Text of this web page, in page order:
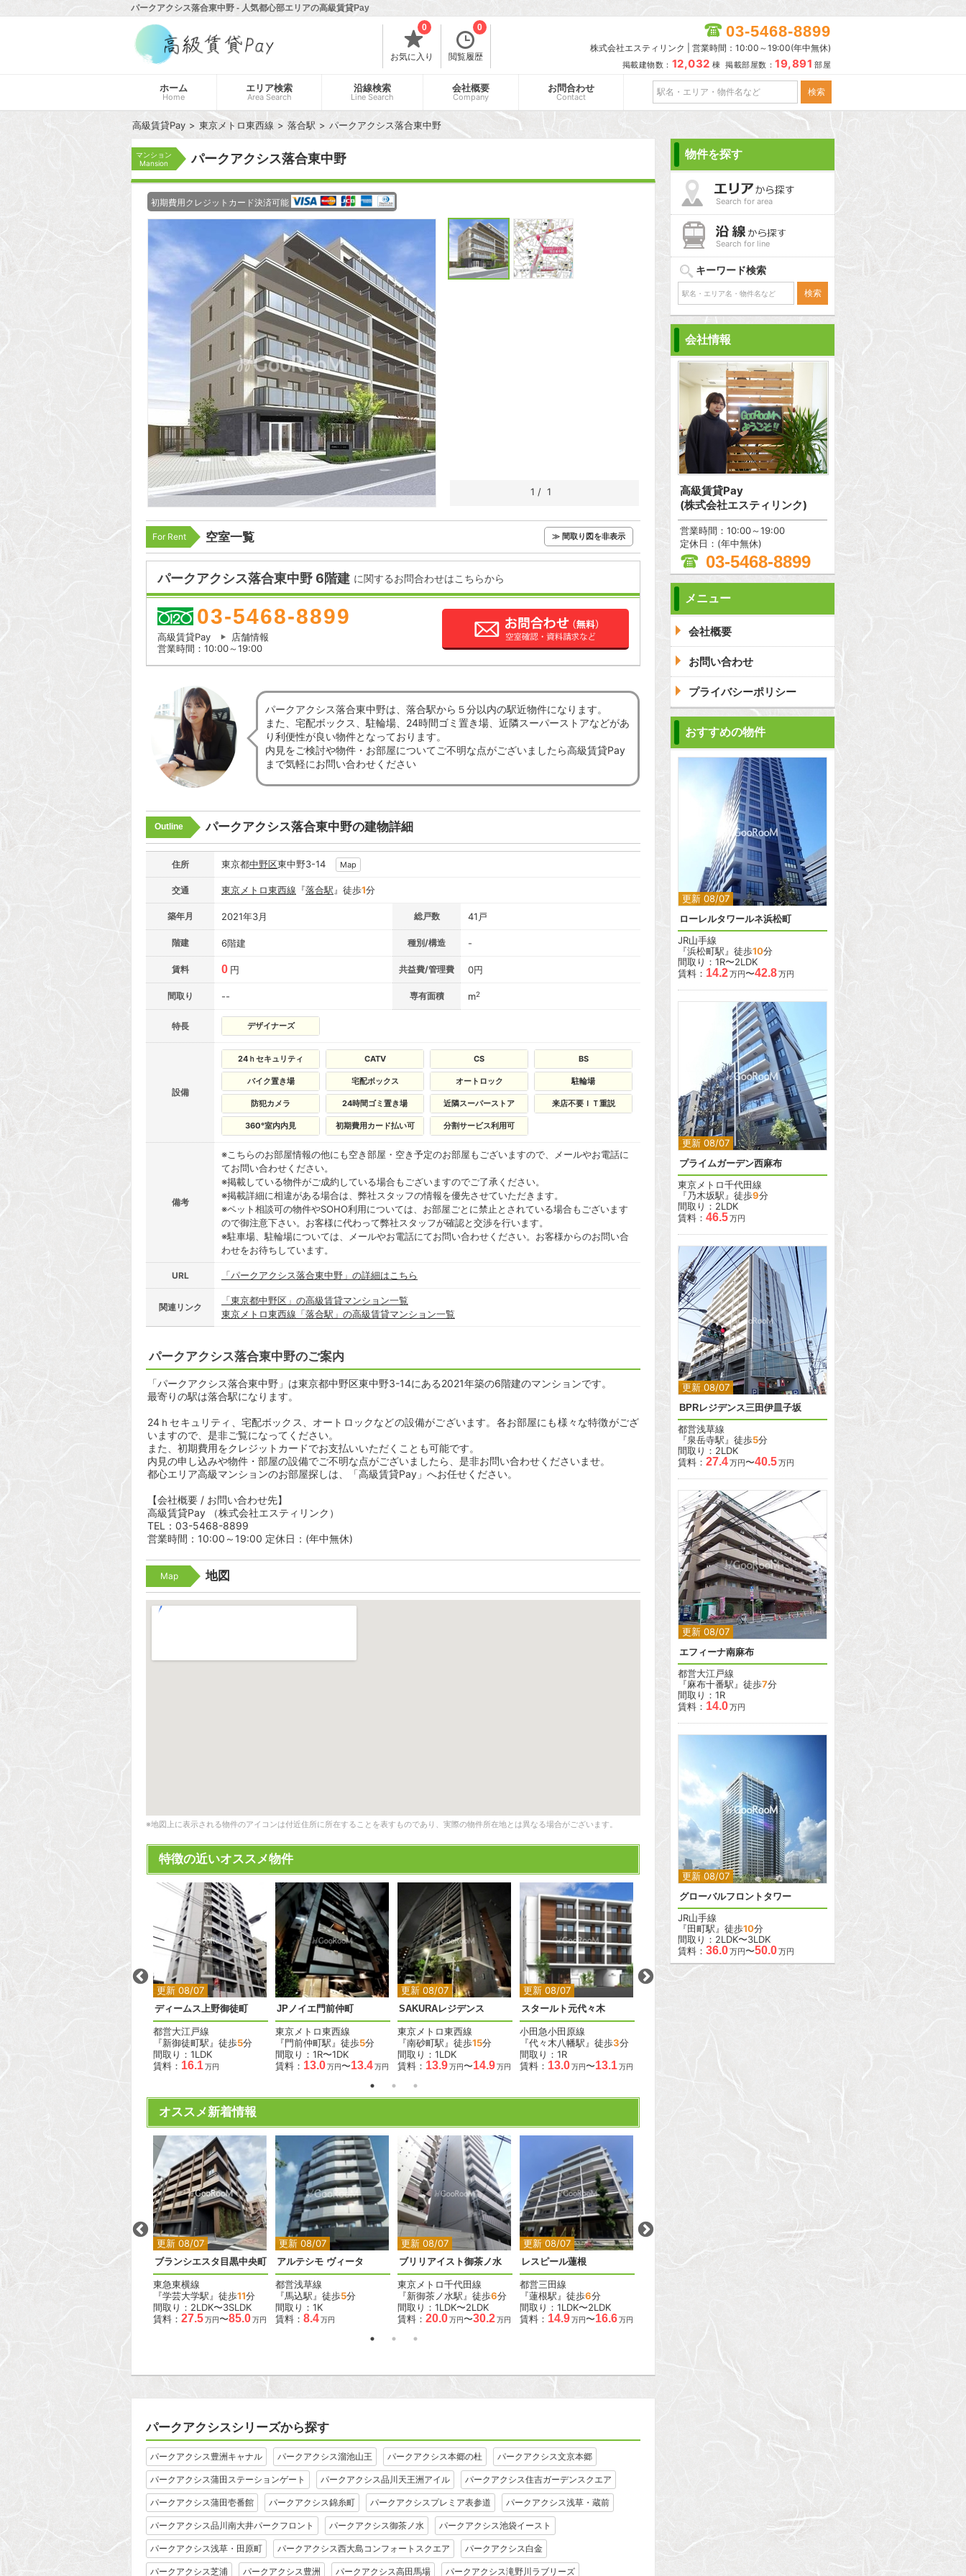
パークアクシス落合東中野 - 人気都心部エリアの高級賃貸Pay
お気に入り
0
閲覧履歴
0 03-5468-8899
株式会社エスティリンク | 営業時間：10:00～19:00(年中無休)
掲載建物数： 12,032 棟 掲載部屋数： 19,891 部屋
ホーム
Home
エリア検索
Area Search
沿線検索
Line Search
会社概要
Company
お問合わせ
Contact
高級賃貸Pay 東京メトロ東西線 落合駅 パークアクシス落合東中野
マンション
Mansion
パークアクシス落合東中野
初期費用クレジットカード決済可能
1 / 1
For Rent 空室一覧 ≫ 間取り図を非表示
パークアクシス落合東中野 6階建 に関するお問合わせはこちらから
03-5468-8899
高級賃貸Pay
店舗情報
営業時間：10:00～19:00
パークアクシス落合東中野は、落合駅から５分以内の駅近物件になります。
また、宅配ボックス、駐輪場、24時間ゴミ置き場、近隣スーパーストアなどがあ
り利便性が良い物件となっております。
内見をご検討や物件・お部屋についてご不明な点がございましたら高級賃貸Pay
まで気軽にお問い合わせください
Outline パークアクシス落合東中野の建物詳細
住所 東京都中野区東中野3-14 Map
交通 東京メトロ東西線 『落合駅 』徒歩1分
築年月 2021年3月 総戸数 41戸
階建 6階建 種別/構造 -
賃料 0 円 共益費/管理費 0円
間取り -- 専有面積 m2
特長 デザイナーズ
設備
24ｈセキュリティ CATV CS BS
バイク置き場 宅配ボックス オートロック 駐輪場
防犯カメラ 24時間ゴミ置き場 近隣スーパーストア 来店不要ＩＴ重説
360°室内内見 初期費用カード払い可 分割サービス利用可
備考
※こちらのお部屋情報の他にも空き部屋・空き予定のお部屋もございますので、メールやお電話に
てお問い合わせください。
※掲載している物件がご成約している場合もございますのでご了承ください。
※掲載詳細に相違がある場合は、弊社スタッフの情報を優先させていただきます。
※ペット相談可の物件やSOHO利用については、お部屋ごとに禁止とされている場合もございます
ので御注意下さい。お客様に代わって弊社スタッフが確認と交渉を行います。
※駐車場、駐輪場については、メールやお電話にてお問い合わせください。お客様からのお問い合
わせをお待ちしています。
URL 「パークアクシス落合東中野」の詳細はこちら
関連リンク
「東京都中野区」の高級賃貸マンション一覧
東京メトロ東西線「落合駅」の高級賃貸マンション一覧
パークアクシス落合東中野のご案内
「パークアクシス落合東中野」は東京都中野区東中野3-14にある2021年築の6階建のマンションです。
最寄りの駅は落合駅になります。
24ｈセキュリティ、宅配ボックス、オートロックなどの設備がございます。各お部屋にも様々な特徴がござ
いますので、是非ご覧になってください。
また、初期費用をクレジットカードでお支払いいただくことも可能です。
内見の申し込みや物件・部屋の設備でご不明な点がございましたら、是非お問い合わせくださいませ。
都心エリア高級マンションのお部屋探しは、「高級賃貸Pay」へお任せください。
【会社概要 / お問い合わせ先】
高級賃貸Pay （株式会社エスティリンク）
TEL：03-5468-8899
営業時間：10:00～19:00 定休日：(年中無休)
Map 地図
※地図上に表示される物件のアイコンは付近住所に所在することを表すものであり、実際の物件所在地とは異なる場合がございます。
特徴の近いオススメ物件
更新 08/07
2
ディームス上野御徒町
都営大江戸線
『新御徒町駅』徒歩5分
間取り：1LDK
賃料： 16.1万円
2
JPノイエ門前仲町
東京メトロ東西線
『門前仲町駅』徒歩5分
間取り：1R〜1DK
賃料： 13.0万円〜13.4万円
更新 08/07
2
SAKURAレジデンス
東京メトロ東西線
『南砂町駅』徒歩15分
間取り：1LDK
賃料： 13.9万円〜14.9万円
更新 08/07
2
スタールト元代々木
小田急小田原線
『代々木八幡駅』徒歩3分
間取り：1R
賃料： 13.0万円〜13.1万円
ステージグランデ秋葉原
オススメ新着情報
更新 08/07 更新 08/07
2
ブランシエスタ目黒中央町
東急東横線
『学芸大学駅』徒歩11分
間取り：2LDK〜3SLDK
賃料： 27.5万円〜85.0万円
更新 08/07
2
アルテシモ ヴィータ
都営浅草線
『馬込駅』徒歩5分
間取り：1K
賃料： 8.4万円
更新 08/07
2
ブリリアイスト御茶ノ水
東京メトロ千代田線
『新御茶ノ水駅』徒歩6分
間取り：1LDK〜2LDK
賃料： 20.0万円〜30.2万円
更新 08/07
2 2
レスピール蓮根
都営三田線
『蓮根駅』徒歩6分
間取り：1LDK〜2LDK
賃料： 14.9万円〜16.6万円
ベルメゾン尾山台駅前
更新 08/07
『岩本町駅』徒歩
更新 08/07
ACPレジデンス
パークアクシスシリーズから探す
パークアクシス豊洲キャナル パークアクシス溜池山王 パークアクシス本郷の杜 パークアクシス文京本郷
パークアクシス蒲田ステーションゲート パークアクシス品川天王洲アイル パークアクシス住吉ガーデンスクエア
パークアクシス蒲田壱番館 パークアクシス錦糸町 パークアクシスプレミア表参道 パークアクシス浅草・蔵前
パークアクシス品川南大井パークフロント パークアクシス御茶ノ水 パークアクシス池袋イースト
パークアクシス浅草・田原町 パークアクシス西大島コンフォートスクエア パークアクシス白金
パークアクシス芝浦 パークアクシス豊洲 パークアクシス高田馬場 パークアクシス滝野川ラブリーズ
物件を探す
Search for area
Search for line
キーワード検索
会社情報
高級賃貸Pay
(株式会社エスティリンク)
営業時間：10:00～19:00
定休日：(年中無休)
03-5468-8899
メニュー
会社概要
お問い合わせ
プライバシーポリシー
おすすめの物件
更新 08/07
2 2
ローレルタワールネ浜松町
JR山手線
『浜松町駅』徒歩10分
間取り：1R〜2LDK
賃料： 14.2万円〜42.8万円
更新 08/07
2
プライムガーデン西麻布
東京メトロ千代田線
『乃木坂駅』徒歩9分
間取り：2LDK
賃料： 46.5万円
更新 08/07
2 2
BPRレジデンス三田伊皿子坂
都営浅草線
『泉岳寺駅』徒歩5分
間取り：2LDK
賃料： 27.4万円〜40.5万円
更新 08/07
2
エフィーナ南麻布
都営大江戸線
『麻布十番駅』徒歩7分
間取り：1R
賃料： 14.0万円
更新 08/07
2
グローバルフロントタワー
JR山手線
『田町駅』徒歩10分
間取り：2LDK〜3LDK
賃料： 36.0万円〜50.0万円